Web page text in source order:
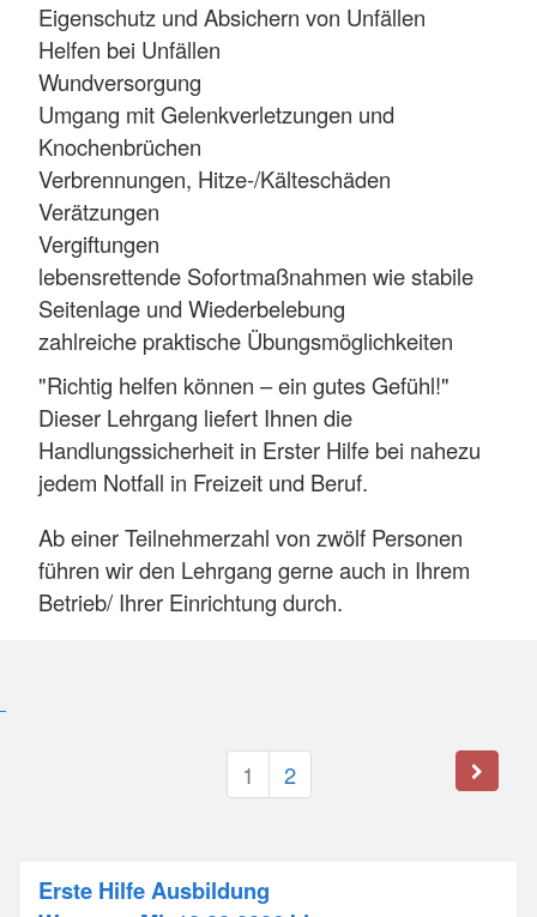
Eigenschutz und Absichern von Unfällen
Helfen bei Unfällen
Wundversorgung
Umgang mit Gelenkverletzungen und
Knochenbrüchen
Verbrennungen, Hitze-/Kälteschäden
Verätzungen
Vergiftungen
lebensrettende Sofortmaßnahmen wie stabile
Seitenlage und Wiederbelebung
zahlreiche praktische Übungsmöglichkeiten
"Richtig helfen können – ein gutes Gefühl!"
Dieser Lehrgang liefert Ihnen die
Handlungssicherheit in Erster Hilfe bei nahezu
jedem Notfall in Freizeit und Beruf.
Ab einer Teilnehmerzahl von zwölf Personen
führen wir den Lehrgang gerne auch in Ihrem
Betrieb/ Ihrer Einrichtung durch.
1 2
Erste Hilfe Ausbildung